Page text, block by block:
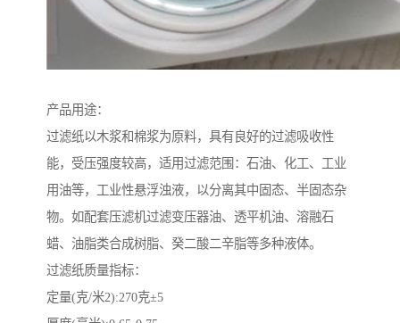
产品用途：
过滤纸以木浆和棉浆为原料，具有良好的过滤吸收性
能，受压强度较高，适用过滤范围：石油、化工、工业
用油等，工业性悬浮浊液，以分离其中固态、半固态杂
物。如配套压滤机过滤变压器油、透平机油、溶融石
蜡、油脂类合成树脂、癸二酸二辛脂等多种液体。
过滤纸质量指标：
定量(克/米2):270克±5